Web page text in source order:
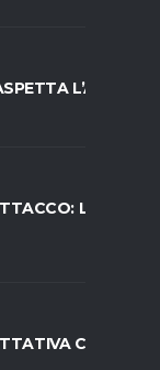
L’ALA
LA
CON